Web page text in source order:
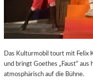
Das Kulturmobil tourt mit Felix
und bringt Goethes „Faust“
atmosphärisch auf die Bühne.